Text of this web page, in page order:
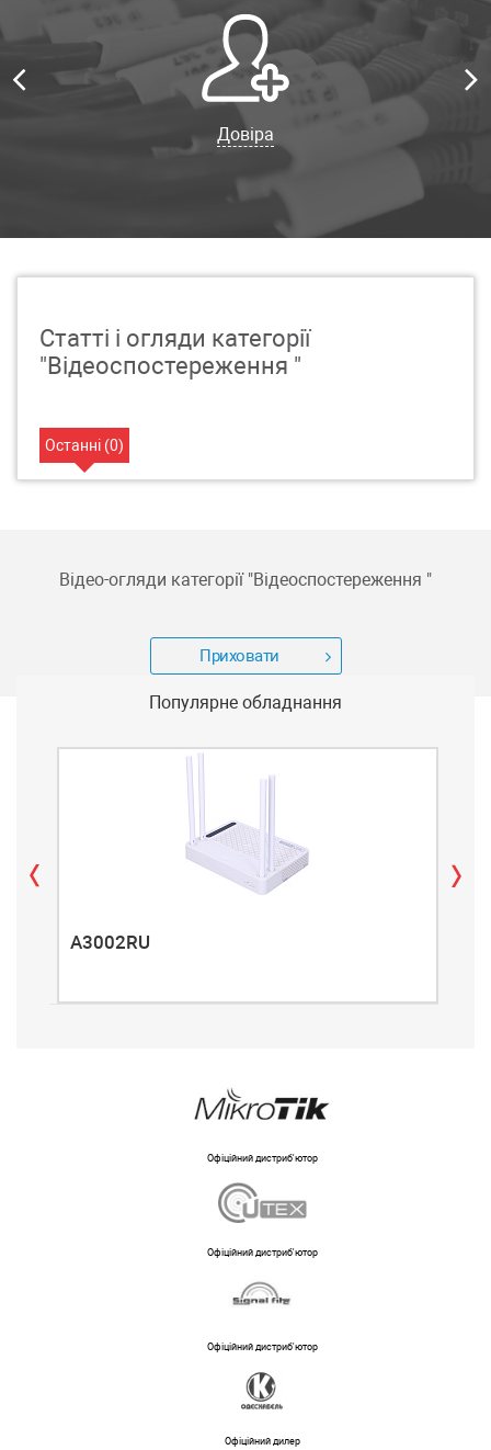
Довіра
Статті і огляди категорії
"Відеоспостереження "
Останні (0)
Відео-огляди категорії "Відеоспостереження "
Приховати
Популярне обладнання
A3002RU
Офіційний дистриб'ютор
Офіційний дистриб'ютор
Офіційний дистриб'ютор
Офіційний дилер